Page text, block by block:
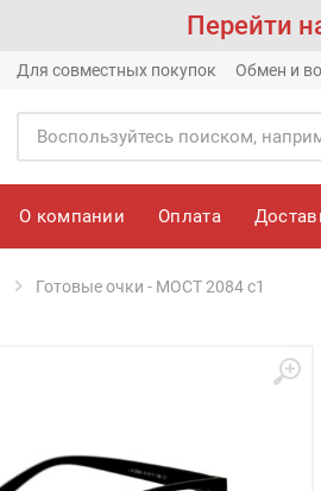
Перейти
Для совместных покупок Обмен и
О компании Оплата
Готовые очки - МОСТ 2084 с1